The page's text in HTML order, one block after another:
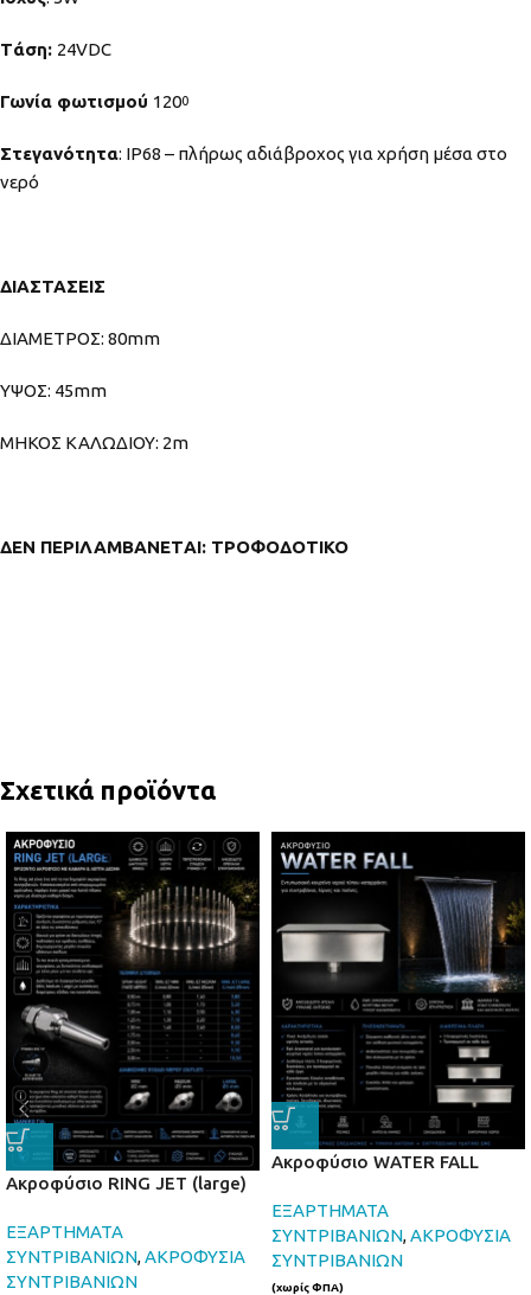
Tάση: 24VDC
Γωνία φωτισμού 1200
Στεγανότητα: IP68 – πλήρως αδιάβροχος για χρήση μέσα στο
νερό
ΔΙΑΣΤΑΣΕΙΣ
ΔΙΑΜΕΤΡΟΣ: 80mm
YΨΟΣ: 45mm
MHKOΣ ΚΑΛΩΔΙΟΥ: 2m
ΔΕΝ ΠΕΡΙΛΑΜΒΑΝΕTΑΙ: ΤΡΟΦΟΔΟΤΙΚΟ
Σχετικά προϊόντα
Ακροφύσιο RING JET (large)
ΕΞΑΡΤΗΜΑΤΑ
ΣΥΝΤΡΙΒΑΝΙΩΝ,ΑΚΡΟΦΥΣΙΑ
ΣΥΝΤΡΙΒΑΝΙΩΝ
Ακροφύσιο WATER FALL
ΕΞΑΡΤΗΜΑΤΑ
ΣΥΝΤΡΙΒΑΝΙΩΝ,ΑΚΡΟΦΥΣΙΑ
ΣΥΝΤΡΙΒΑΝΙΩΝ
(χωρίς ΦΠΑ)